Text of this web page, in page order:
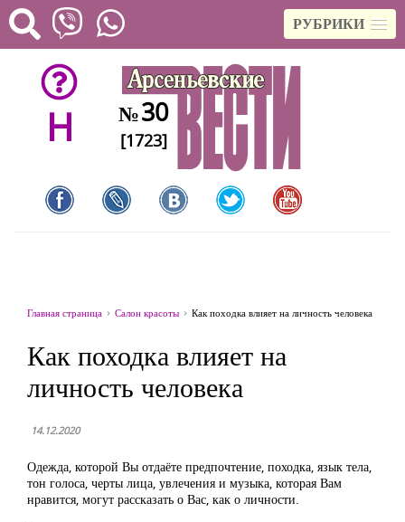
РУБРИКИ
H №30
[1723]
Главная страница Салон красоты Как походка влияет на личность человека
Как походка влияет на
личность человека
14.12.2020
Одежда, которой Вы отдаёте предпочтение, походка, язык тела,
тон голоса, черты лица, увлечения и музыка, которая Вам
нравится, могут рассказать о Вас, как о личности.